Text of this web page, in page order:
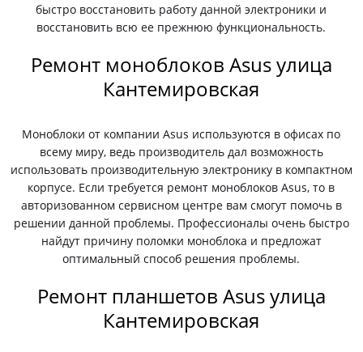
быстро восстановить работу данной электроники и
восстановить всю ее прежнюю функциональность.
Ремонт моноблоков Asus улица
Кантемировская
Моноблоки от компании Asus используются в офисах по
всему миру, ведь производитель дал возможность
использовать производительную электронику в компактном
корпусе. Если требуется ремонт моноблоков Asus, то в
авторизованном сервисном центре вам смогут помочь в
решении данной проблемы. Профессионалы очень быстро
найдут причину поломки моноблока и предложат
оптимальный способ решения проблемы.
Ремонт планшетов Asus улица
Кантемировская